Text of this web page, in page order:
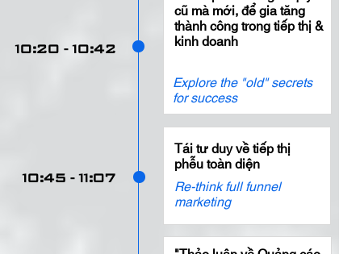
cũ mà mới, để gia tăng
thành công trong tiếp thị &
kinh doanh
Explore the "old" secrets
for success
Tái tư duy về tiếp thị
phễu toàn diện
Re-think full funnel
marketing
10:20 - 10:42
10:45 - 11:07